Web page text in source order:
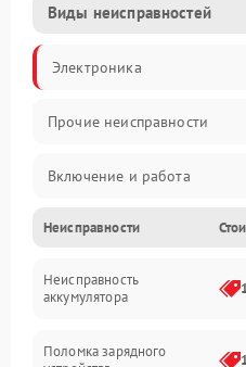
Виды неисправностей
Электроника
Прочие неисправности
Включение и работа
Работа с нагрузкой
Звук и индикация
Неисправности
Неисправность
аккумулятора
Поломка зарядного